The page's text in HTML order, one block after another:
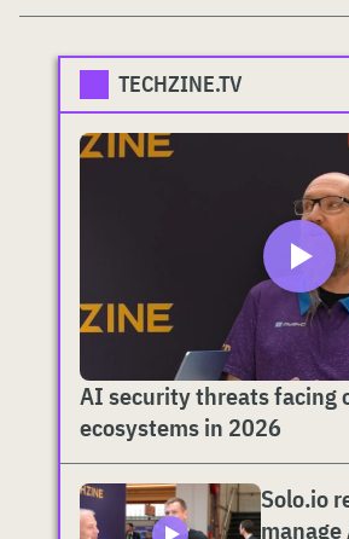
TECHZINE.TV
AI security threats facing
ecosystems in 2026
Solo.io